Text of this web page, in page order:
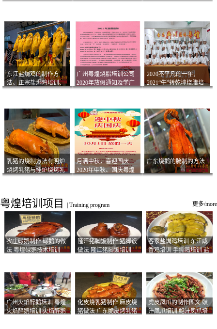
东江盐焗鸡的制作方
法、正宗盐焗鸡培训、
广州粤煌烧腊培训公司
2020年放假通知及学广
2020不平凡的一年，
2021“牛”转乾坤烧腊培
乳猪的烧制方法有明炉
烧烤乳猪与挂炉烧烤乳
月满中秋，喜迎国庆
2020年中秋、国庆粤煌
广东烧鹅的腌制的方法
粤煌培训项目 Training program 更多/more
农庄碌鹅制作 碌鹅的做
法 粤煌碌鹅技术培训
隆江猪脚饭制作 猪脚饭
做法 隆江猪脚饭培训
客家盐焗鸡培训 东江咸
香鸡培训 手撕鸡培训 盐
广州火焰醉鹅培训 粤煌
火焰醉鹅培训 火焰醉鹅
化皮烧乳猪制作 麻皮烧
猪做法 广东脆皮烤乳猪
虎皮凤爪的制作图文 豉
汁凤爪培训 鲍汁凤爪培